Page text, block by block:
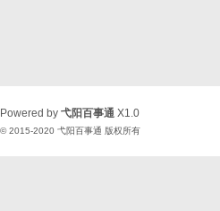
Powered by 弋阳百事通 X1.0
© 2015-2020 弋阳百事通 版权所有